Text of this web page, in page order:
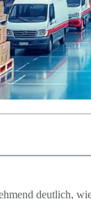
deutlich,